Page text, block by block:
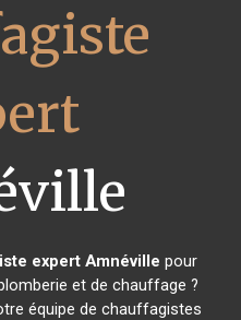
expert Amnéville pour
et de chauffage ?
équipe de chauffagistes